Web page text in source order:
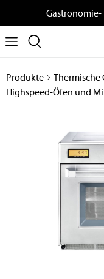
Produkte
Thermische
Highspeed-Öfen und